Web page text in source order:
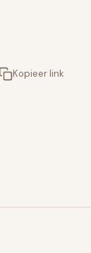
Kopieer link